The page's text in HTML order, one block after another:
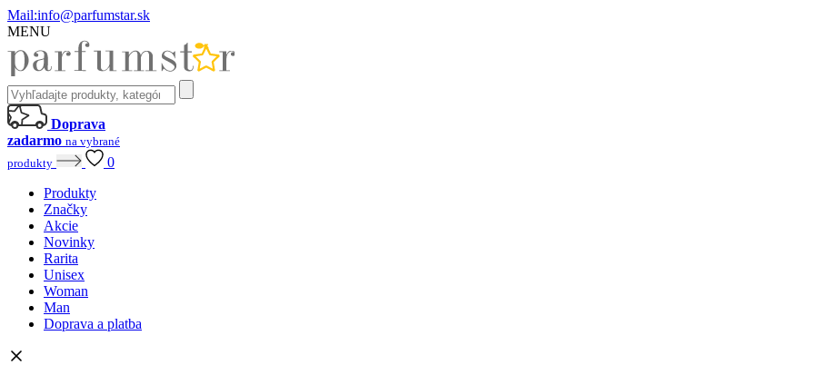
Mail:info@parfumstar.sk
MENU
Doprava
zadarmo na vybrané
produkty
0
Produkty
Značky
Akcie
Novinky
Rarita
Unisex
Woman
Man
Doprava a platba